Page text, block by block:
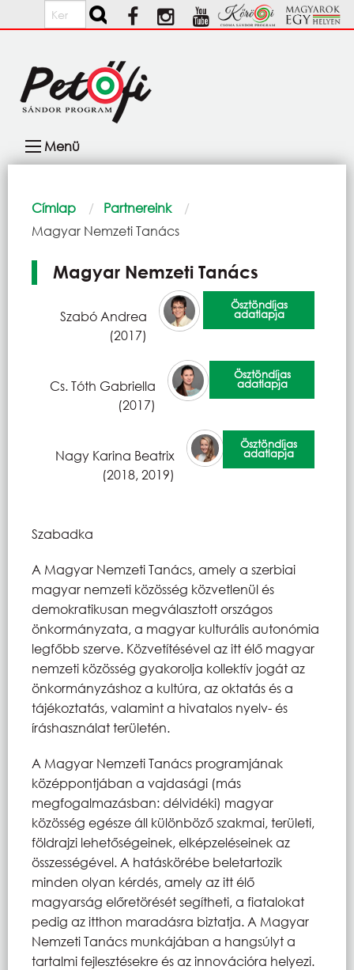
Ugrás a tartalomra
Keresés
navigáció
Menü
Morzsa
Címlap
Partnereink
Current:
Magyar Nemzeti Tanács
Magyar Nemzeti Tanács
Szabó Andrea
(2017)
Ösztöndíjas
adatlapja
Cs. Tóth Gabriella
(2017)
Ösztöndíjas
adatlapja
Nagy Karina Beatrix
(2018, 2019)
Ösztöndíjas
adatlapja
Szabadka
A Magyar Nemzeti Tanács, amely a szerbiai
magyar nemzeti közösség közvetlenül és
demokratikusan megválasztott országos
önkormányzata, a magyar kulturális autonómia
legfőbb szerve. Közvetítésével az itt élő magyar
nemzeti közösség gyakorolja kollektív jogát az
önkormányzáshoz a kultúra, az oktatás és a
tájékoztatás, valamint a hivatalos nyelv- és
íráshasználat területén.
A Magyar Nemzeti Tanács programjának
középpontjában a vajdasági (más
megfogalmazásban: délvidéki) magyar
közösség egésze áll különböző szakmai, területi,
földrajzi lehetőségeinek, elképzeléseinek az
összességével. A hatáskörébe beletartozik
minden olyan kérdés, amely az itt élő
magyarság előretörését segítheti, a fiatalokat
pedig az itthon maradásra biztatja. A Magyar
Nemzeti Tanács munkájában a hangsúlyt a
tartalmi fejlesztésekre és az innovációra helyezi.